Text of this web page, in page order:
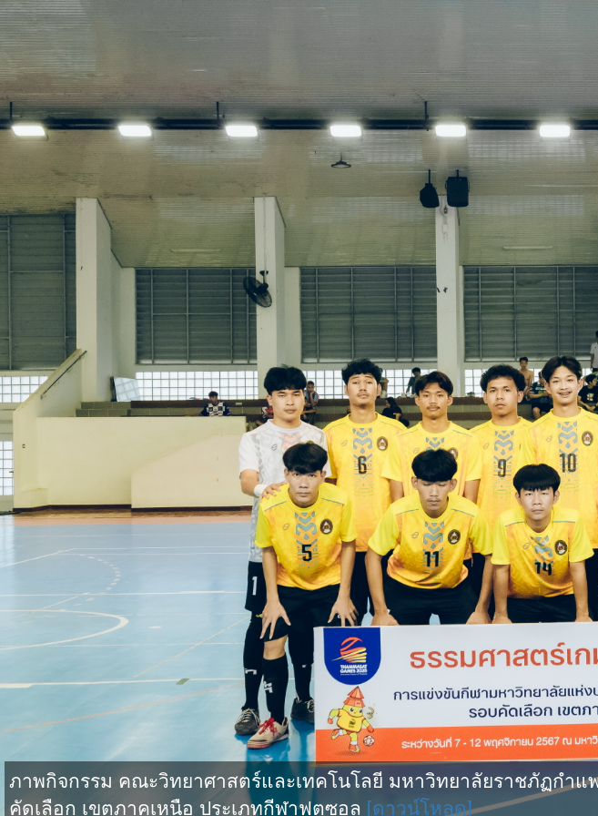
ภาพกิจกรรม คณะวิทยาศาสตร์และเทคโนโลยี มหาวิทยาลัยราชภัฏกำแ
คัดเลือก เขตภาคเหนือ ประเภทกีฬาฟุตซอล [ดาวน์โหลด]